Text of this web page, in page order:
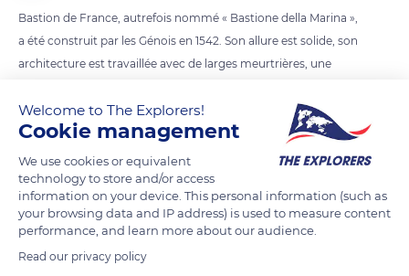
Bastion de France, autrefois nommé « Bastione della Marina »,
a été construit par les Génois en 1542. Son allure est solide, son
architecture est travaillée avec de larges meurtrières, une
stratégique échauguette. Il permettait de surveiller les
mouvements des bateaux dans le port.
Aujourd’hui restauré, il sert de centre d’expositions.
READ MORE TRANSLATE
Welcome to The Explorers!
Cookie management
We use cookies or equivalent
technology to store and/or access
information on your device. This personal information (such as
your browsing data and IP address) is used to measure content
performance, and learn more about our audience.
Read our privacy policy